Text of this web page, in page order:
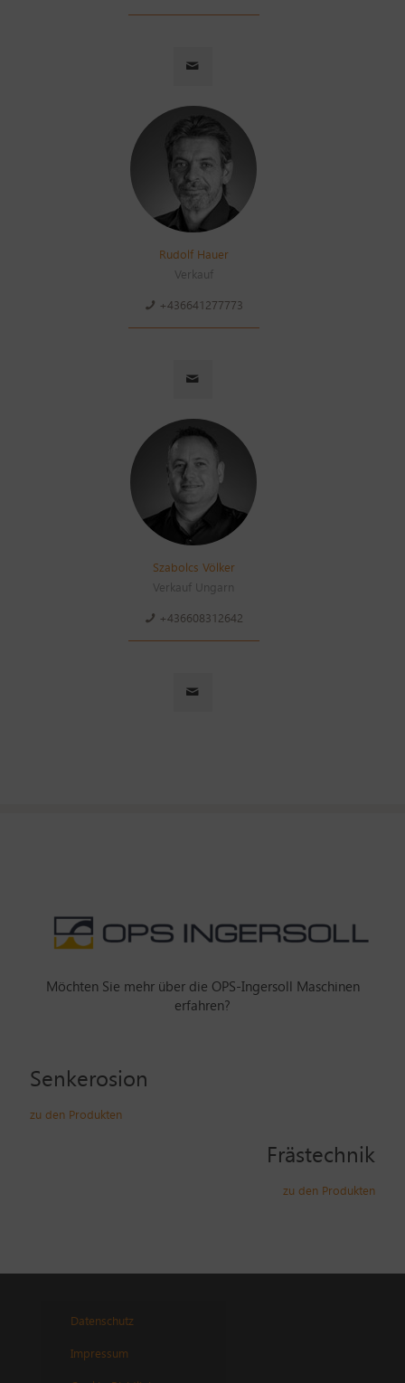
Rudolf Hauer
Verkauf
+436641277773
Szabolcs Völker
Verkauf Ungarn
+436608312642
Möchten Sie mehr über die OPS-Ingersoll Maschinen
erfahren?
Senkerosion
zu den Produkten
Frästechnik
zu den Produkten
Datenschutz
Impressum